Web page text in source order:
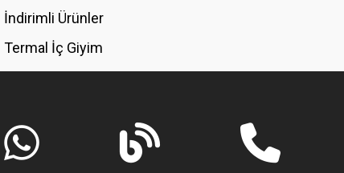
İndirimli Ürünler
Termal İç Giyim